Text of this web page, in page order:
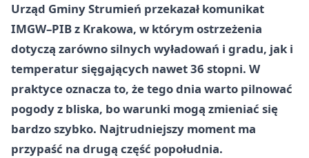
Urząd Gminy Strumień przekazał komunikat
IMGW–PIB z Krakowa, w którym ostrzeżenia
dotyczą zarówno silnych wyładowań i gradu, jak i
temperatur sięgających nawet 36 stopni. W
praktyce oznacza to, że tego dnia warto pilnować
pogody z bliska, bo warunki mogą zmieniać się
bardzo szybko. Najtrudniejszy moment ma
przypaść na drugą część popołudnia.